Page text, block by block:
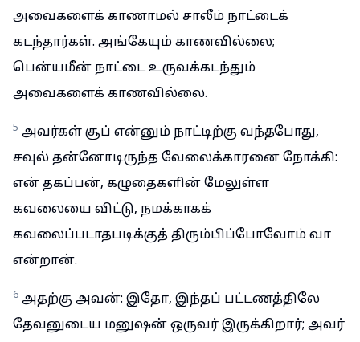
அவைகளைக் காணாமல் சாலீம் நாட்டைக்
கடந்தார்கள். அங்கேயும் காணவில்லை;
பென்யமீன் நாட்டை உருவக்கடந்தும்
அவைகளைக் காணவில்லை.
5 அவர்கள் சூப் என்னும் நாட்டிற்கு வந்தபோது,
சவுல் தன்னோடிருந்த வேலைக்காரனை நோக்கி:
என் தகப்பன், கழுதைகளின் மேலுள்ள
கவலையை விட்டு, நமக்காகக்
கவலைப்படாதபடிக்குத் திரும்பிப்போவோம் வா
என்றான்.
6 அதற்கு அவன்: இதோ, இந்தப் பட்டணத்திலே
தேவனுடைய மனுஷன் ஒருவர் இருக்கிறார்; அவர்